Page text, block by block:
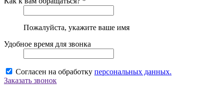
Пожалуйста, укажите ваше имя
Удобное время для звонка
Согласен на обработку персональных данных.
Заказать звонок